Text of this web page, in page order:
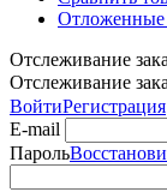
Отложенные
Отслеживание
Отслеживание
ВойтиРегистрация
E-mail
Пароль